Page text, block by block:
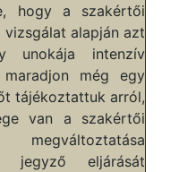
hogy a szakértői
alapján azt
unokája intenzív
még egy
tájékoztattuk arról,
van a szakértői
jegyző eljárását